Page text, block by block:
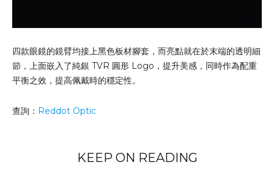
四款眼鏡的鏡臂均接上黑色板材腳套，而亮點就在於末端的透明細
節，上面嵌入了純銀 TVR 圓形 Logo，提升美感，同時作為配重
平衡之效，提高佩戴時的穩定性。
查詢： Reddot Optic
KEEP ON READING